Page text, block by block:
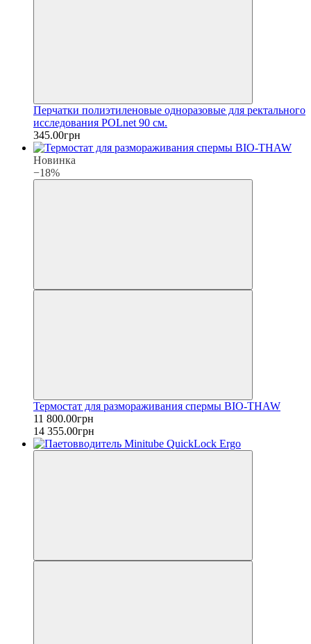
Перчатки полиэтиленовые одноразовые для ректального
исследования POLnet 90 см.
345.00грн
Новинка
−18%
Термостат для размораживания спермы BIO-THAW
11 800.00грн
14 355.00грн